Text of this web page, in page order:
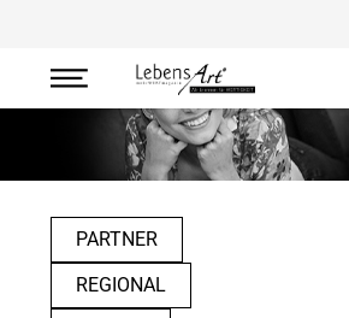
PARTNER
REGIONAL